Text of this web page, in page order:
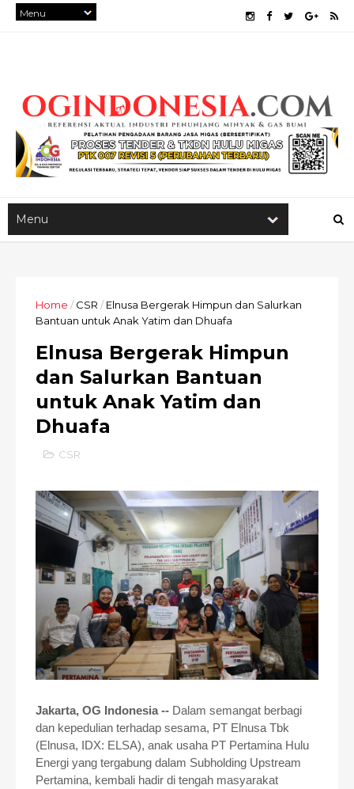
Home / CSR / Elnusa Bergerak Himpun dan Salurkan
Bantuan untuk Anak Yatim dan Dhuafa
Elnusa Bergerak Himpun
dan Salurkan Bantuan
untuk Anak Yatim dan
Dhuafa
CSR
Jakarta, OG Indonesia -- Dalam semangat berbagi
dan kepedulian terhadap sesama, PT Elnusa Tbk
(Elnusa, IDX: ELSA), anak usaha PT Pertamina Hulu
Energi yang tergabung dalam Subholding Upstream
Pertamina, kembali hadir di tengah masyarakat